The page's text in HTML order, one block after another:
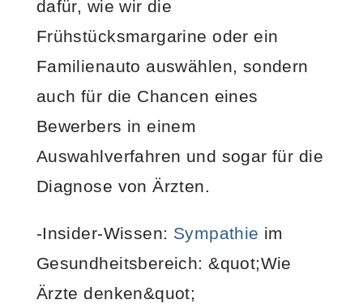
dafür, wie wir die
Frühstücksmargarine oder ein
Familienauto auswählen, sondern
auch für die Chancen eines
Bewerbers in einem
Auswahlverfahren und sogar für die
Diagnose von Ärzten.
-Insider-Wissen: Sympathie im
Gesundheitsbereich: &quot;Wie
Ärzte denken&quot;